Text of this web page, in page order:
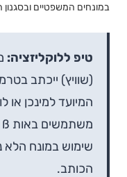
במונחים המשפטיים
טיפ ללוקליזציה:
(שוויץ) ייכתב
המיועד למינכן או
שימוש במונח הלא
הכותב.